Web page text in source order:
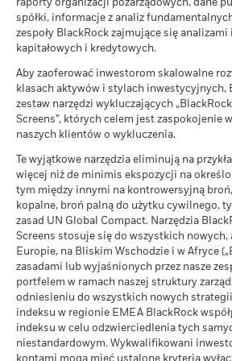
Wyniki przedstawiane są po odliczeniu
Kalkulacja nie obejmuje kosztów opłat za
subskrypcję/umorzenie.
przeszłości.
Wyniki osiągnięte w
wiarygodnym wskaźnikiem przyszłych
przyszłości mogą się bardzo różnić.
sposobu zarządzania funduszem w
(WAN), przy czym w stosownych
jest reinwestowany. Zwrot z inwestycji
spaść w wyniku wahań kursów
dokonywana w walucie innej niż
poprzednim obliczeniu wyników. Źródło:
Niekorzystny
Jaki zwrot możesz
Średni zwrot w
Umiarkowany
Średni zwrot w
Korzystny
Jaki zwrot możesz
Średni zwrot w
możesz odzyskać w ekstremalnych
MSCI – Tytoń
na dzień 30-cze-2026
MSCI – Naruszający Zasady
globalnego wpływu ONZ
na dzień 30-cze-2026
MSCI – Węgiel energetyczny
MSCI – Piaski roponośne
na dzień 30-cze-2026
Pokrycie powiązań
biznesowych
na dzień 30-cze-2026
Procent Funduszu nie
pokryty
na dzień 30-cze-2026
Sustainability related
Zobacz wszystkie dokumenty
raporty organizacji pozarządowych, dane
spółki, informacje z analiz
zespoły BlackRock zajmujące się
kapitałowych i kredytowych.
Aby zaoferować inwestorom skalowalne
klasach aktywów i stylach inwestycyjnych,
zestaw narzędzi wykluczających
Screens”, których celem jest zaspokojenie
naszych klientów o wykluczenia.
Te wyjątkowe narzędzia eliminują na
więcej niż de minimis ekspozycji na
tym między innymi na kontrowersyjną
kopalne, broń palną do użytku cywilnego,
zasad UN Global Compact. Narzędzia
Screens stosuje się do wszystkich
Europie, na Bliskim Wschodzie i w Afryce
zasadami lub wyjaśnionych przez nasze
portfelem w ramach naszej struktury
odniesieniu do wszystkich nowych
indeksu w regionie EMEA BlackRock
indeksu w celu odzwierciedlenia tych
niestandardowym. Wykwalifikowani